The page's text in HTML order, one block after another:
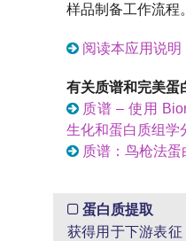
样品制备工作流程。
阅读本应用说明
有关质谱和完美蛋
质谱 – 使用
生化和蛋白质组学
质谱：鸟枪法
蛋白质提取
获得用于下游表